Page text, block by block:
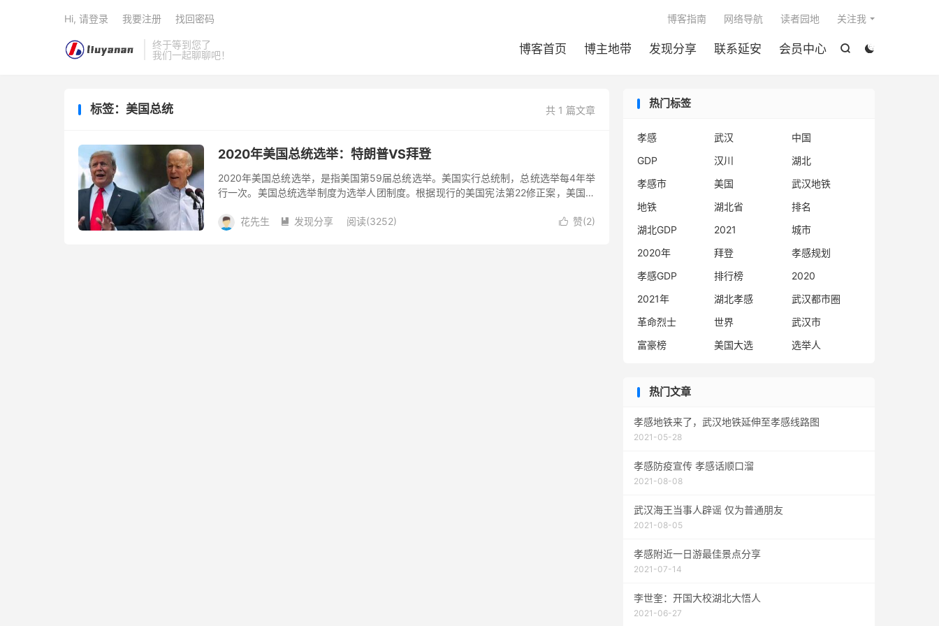
终于等到您了
我们一起聊聊吧！


博客首页 博主地带 发现分享 联系延安 会员中心
博客指南 网络导航 读者园地 关注我
Hi, 请登录 我要注册 找回密码
共 1 篇文章
标签：美国总统
2020年美国总统选举：特朗普VS拜登
2020年美国总统选举，是指美国第59届总统选举。美国实行总统制，总统选举每4年举
行一次。美国总统选举制度为选举人团制度。根据现行的美国宪法第22修正案，美国总
 赞(2)
花先生  发现分享 阅读(3252)
热门标签
孝感 武汉
中国
GDP
汉川
湖北
孝感市
美国
武汉地铁
地铁
湖北省
排名
湖北GDP
2021
城市
2020年
拜登
孝感规划
孝感GDP
排行榜
2020
2021年
湖北孝感
武汉都市圈
革命烈士
世界
武汉市
富豪榜
美国大选 选举人
热门文章
孝感地铁来了，武汉地铁延伸至孝感线路图
2021-05-28
孝感防疫宣传 孝感话顺口溜
2021-08-08
武汉海王当事人辟谣 仅为普通朋友
2021-08-05
孝感附近一日游最佳景点分享
2021-07-14
李世奎：开国大校湖北大悟人
2021-06-27